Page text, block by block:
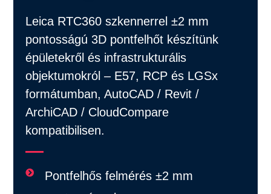
Leica RTC360 szkennerrel ±2 mm
pontosságú 3D pontfelhőt készítünk
épületekről és infrastrukturális
objektumokról – E57, RCP és LGSx
formátumban, AutoCAD / Revit /
ArchiCAD / CloudCompare
kompatibilisen.
Pontfelhős felmérés ±2 mm